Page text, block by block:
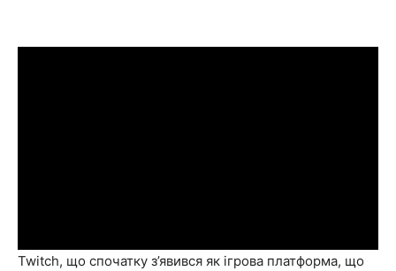
Twitch, що спочатку з’явився як ігрова платформа, що